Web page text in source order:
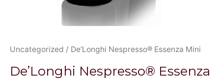
Uncategorized / De’Longhi Nespresso® Essenza Mini
De’Longhi Nespresso® Essenza